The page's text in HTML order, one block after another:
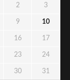
2 3
9 10
16 17
23 24
30 31